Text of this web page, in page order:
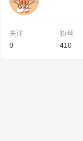
关注
0
粉丝
410